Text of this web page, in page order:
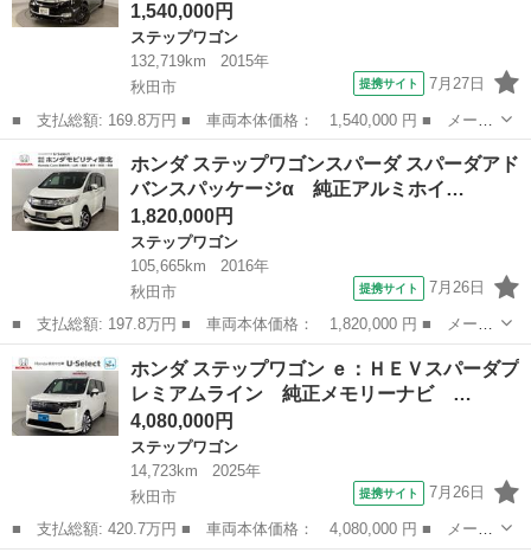
1,540,000円
ステップワゴン
132,719km
2015年
秋田市
提携サイト 7月27日
■ 支払総額: 169.8万円 ■ 車両本体価格： 1,540,000 円 ■ メーカ
ー名： ホンダ ■ 車種名： ステップワゴンスパーダ ■ グレード
名： スパーダ 純正メモリーナビ 両側電動スライドドア クルー
ズコント...
秋田 ステップワゴン
ホンダ ステップワゴンスパーダ スパーダアド
バンスパッケージα 純正アルミホイ…
1,820,000円
ステップワゴン
105,665km
2016年
秋田市
提携サイト 7月26日
■ 支払総額: 197.8万円 ■ 車両本体価格： 1,820,000 円 ■ メーカ
ー名： ホンダ ■ 車種名： ステップワゴンスパーダ ■ グレード
名： スパーダアドバンスパッケージα 純正アルミホイール 両側電
動スラ...
秋田 秋田市 ステップワゴン
ホンダ ステップワゴン ｅ：ＨＥＶスパーダプ
レミアムライン 純正メモリーナビ …
4,080,000円
ステップワゴン
14,723km
2025年
秋田市
提携サイト 7月26日
■ 支払総額: 420.7万円 ■ 車両本体価格： 4,080,000 円 ■ メーカ
ー名： ホンダ ■ 車種名： ステップワゴン ■ グレード名：